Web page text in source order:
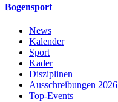
Bogensport
News
Kalender
Sport
Kader
Disziplinen
Ausschreibungen 2026
Top-Events